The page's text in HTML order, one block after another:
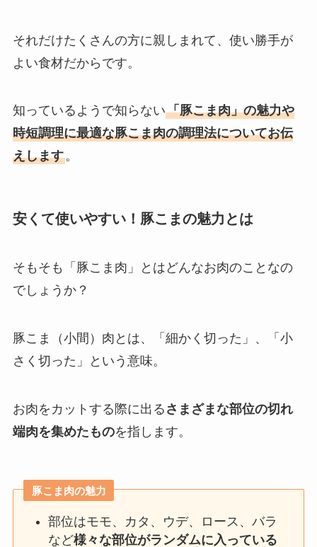
それだけたくさんの方に親しまれて、使い勝手が
よい食材だからです。
知っているようで知らない「豚こま肉」の魅力や
時短調理に最適な豚こま肉の調理法についてお伝
えします。
安くて使いやすい！豚こまの魅力とは
そもそも「豚こま肉」とはどんなお肉のことなの
でしょうか？
豚こま（小間）肉とは、「細かく切った」、「小
さく切った」という意味。
お肉をカットする際に出る さまざまな部位の切れ
端肉を集めたものを指します。
豚こま肉の魅力
部位はモモ、カタ、ウデ、ロース、バラ
など様々な部位がランダムに入っている